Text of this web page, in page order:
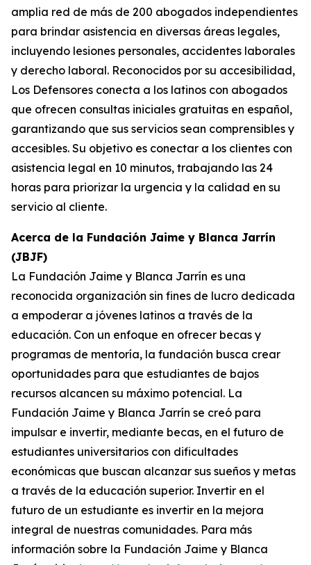
amplia red de más de 200 abogados independientes
para brindar asistencia en diversas áreas legales,
incluyendo lesiones personales, accidentes laborales
y derecho laboral. Reconocidos por su accesibilidad,
Los Defensores conecta a los latinos con abogados
que ofrecen consultas iniciales gratuitas en español,
garantizando que sus servicios sean comprensibles y
accesibles. Su objetivo es conectar a los clientes con
asistencia legal en 10 minutos, trabajando las 24
horas para priorizar la urgencia y la calidad en su
servicio al cliente.
Acerca de la Fundación Jaime y Blanca Jarrín
(JBJF)
La Fundación Jaime y Blanca Jarrín es una
reconocida organización sin fines de lucro dedicada
a empoderar a jóvenes latinos a través de la
educación. Con un enfoque en ofrecer becas y
programas de mentoría, la fundación busca crear
oportunidades para que estudiantes de bajos
recursos alcancen su máximo potencial. La
Fundación Jaime y Blanca Jarrín se creó para
impulsar e invertir, mediante becas, en el futuro de
estudiantes universitarios con dificultades
económicas que buscan alcanzar sus sueños y metas
a través de la educación superior. Invertir en el
futuro de un estudiante es invertir en la mejora
integral de nuestras comunidades. Para más
información sobre la Fundación Jaime y Blanca